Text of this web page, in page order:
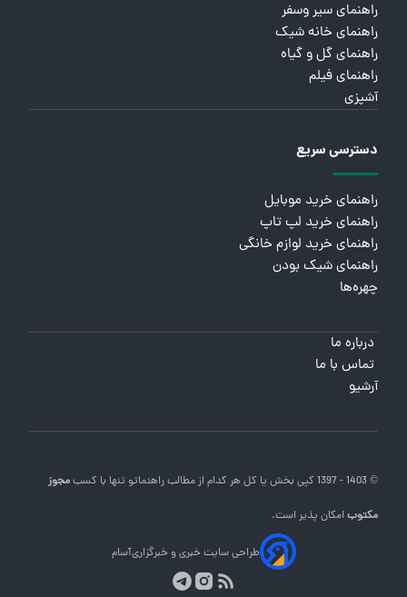
راهنمای سیر وسفر
راهنمای خانه شیک
راهنمای گل و گیاه
راهنمای فیلم
آشپزی
دسترسی سریع
راهنمای خرید موبایل
راهنمای خرید لپ تاپ
راهنمای خرید لوازم خانگی
راهنمای شیک بودن
چهره‌ها
درباره ما
تماس با ما
آرشیو
© 1403 - 1397 کپی بخش یا کل هر کدام از مطالب راهنماتو تنها با کسبمجوز
مکتوبامکان پذیر است.
طراحی سایت خبری و خبرگزاریآسام